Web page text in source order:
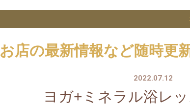
お店の最新情報など随時更
2022.07.12
ヨガ+ミネラル浴レッ